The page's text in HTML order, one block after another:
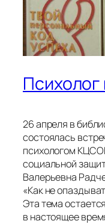
Психолог
26 апреля в
состоялась
психологом
социальной
Валерьевна
«Как не
Эта тема
в настоящее